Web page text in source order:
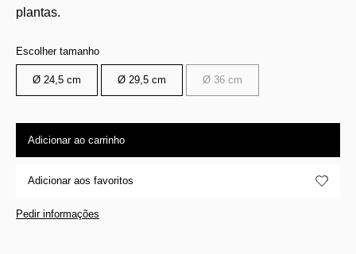
plantas.
Escolher tamanho
Ø 24,5 cm Ø 29,5 cm Ø 36 cm
Adicionar ao carrinho
Adicionar aos favoritos
Pedir informações